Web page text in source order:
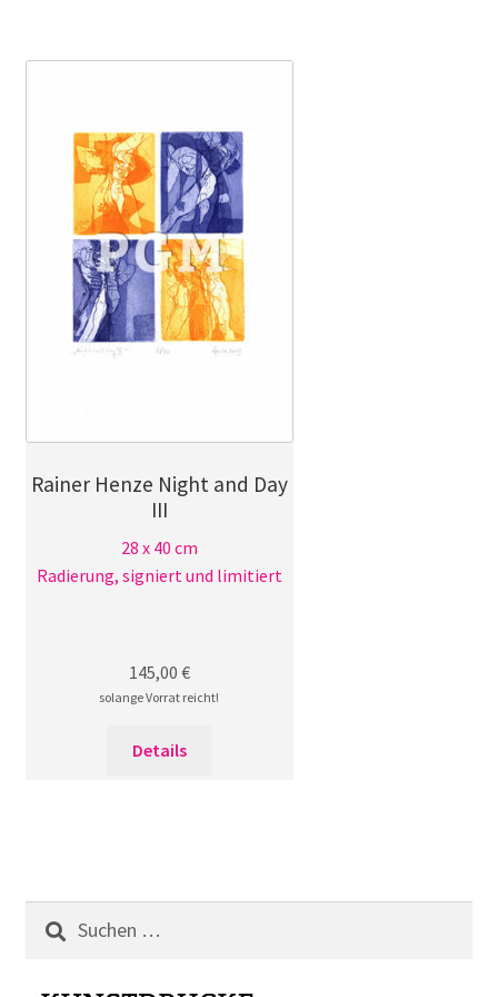
Rainer Henze Night and Day
III
28 x 40 cm
Radierung, signiert und limitiert
145,00 €
solange Vorrat reicht!
Details
Suchen
nach: